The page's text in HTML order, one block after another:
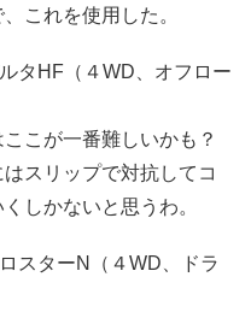
これを使用した。
タHF（４WD、オフロー
こが一番難しいかも？
スリップで対抗してコ
しかないと思うわ。
スターN（４WD、ドラ